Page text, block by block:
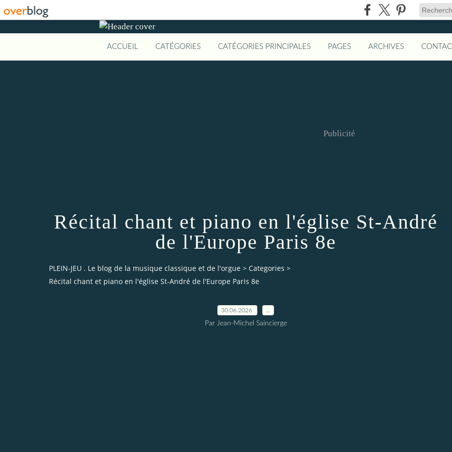
ACCUEIL CATÉGORIES CATÉGORIES PRINCIPALES PAGES ARCHIVES
Publicité
Récital chant et piano en l'église St-André
de l'Europe Paris 8e
PLEIN-JEU . Le blog de la musique classique et de l'orgue > Categories >
Récital chant et piano en l'église St-André de l'Europe Paris 8e
30.06.2026
Par Jean-Michel Saincierge